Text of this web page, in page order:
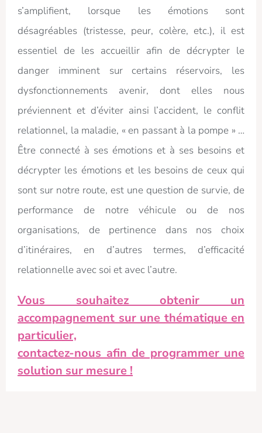
s’amplifient, lorsque les émotions sont
désagréables (tristesse, peur, colère, etc.), il est
essentiel de les accueillir afin de décrypter le
danger imminent sur certains réservoirs, les
dysfonctionnements avenir, dont elles nous
préviennent et d’éviter ainsi l’accident, le conflit
relationnel, la maladie, « en passant à la pompe » …
Être connecté à ses émotions et à ses besoins et
décrypter les émotions et les besoins de ceux qui
sont sur notre route, est une question de survie, de
performance de notre véhicule ou de nos
organisations, de pertinence dans nos choix
d’itinéraires, en d’autres termes, d’efficacité
relationnelle avec soi et avec l’autre.
Vous souhaitez obtenir un
accompagnement sur une thématique en
particulier,
contactez-nous afin de programmer une
solution sur mesure !